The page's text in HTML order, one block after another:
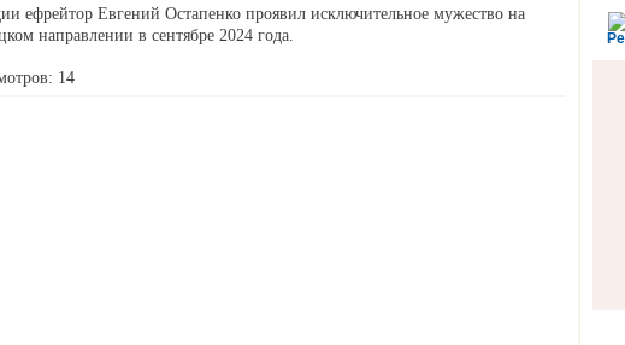
ефрейтор Евгений Остапенко проявил исключительное мужество на
направлении в сентябре 2024 года.
14